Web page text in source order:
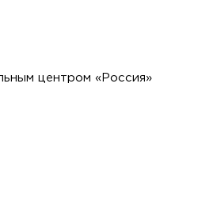
центром «Россия»